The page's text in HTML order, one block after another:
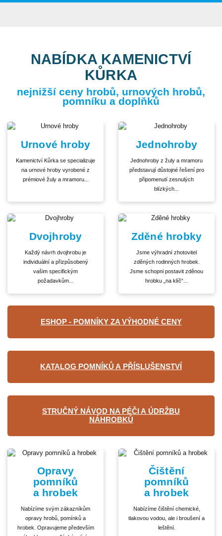
NABÍDKA KAMENICTVÍ
KŮRKA
nejnižší ceny hrobů, urnových hrobů,
pomníku a doplňků
Urnové hroby
Kamenictví Kůrka se specializuje
na urnové hroby vyrobené z
prémiové žuly a mramoru...
Jednohroby
Jednohroby z žuly a mramoru
představují důstojné řešení pro
připomenutí zesnulých
blízkých...
Dvojhroby
Každý návrh dvojhrobu je
individuální a přizpůsobený
vašim specifickým
požadavkům...
Zděné hrobky
Jsme výhradní zhotovitel
zděných rodinných hrobek.
Jsme schopni postavit zděnou
hrobku „na klíč“...
ESHOP - POMNÍKY ZA VÝHODNÉ CENY
KATALOG POMNÍKŮ A PŘÍSLUŠENSTVÍ
STRUČNÝ NÁVOD NA PÉČI A ÚDRŽBU
NÁHROBKŮ
Opravy
pomníků
a hrobek
Nabízíme svým zákazníkům
opravy hrobů, pomínků a
hrobek. Opravujeme především
Čištění
pomníků
a hrobek
Nabízíme čištění chemické,
tlakovou vodou, ale i broušení a
leštění.